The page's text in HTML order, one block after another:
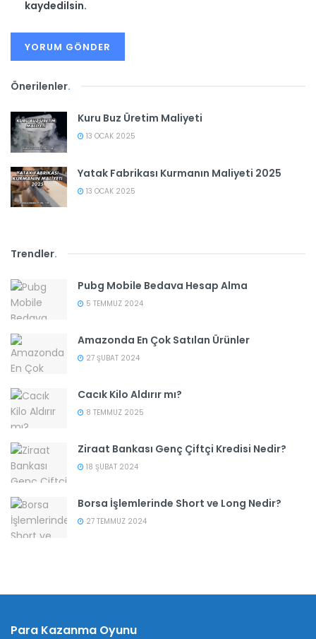
kaydedilsin.
Önerilenler.
Kuru Buz Üretim Maliyeti
13 OCAK 2025
Yatak Fabrikası Kurmanın Maliyeti 2025
13 OCAK 2025
Trendler.
Pubg Mobile Bedava Hesap Alma
5 TEMMUZ 2024
Amazonda En Çok Satılan Ürünler
27 ŞUBAT 2024
Cacık Kilo Aldırır mı?
8 TEMMUZ 2025
Ziraat Bankası Genç Çiftçi Kredisi Nedir?
18 ŞUBAT 2024
Borsa İşlemlerinde Short ve Long Nedir?
27 TEMMUZ 2024
Para Kazanma Oyunu